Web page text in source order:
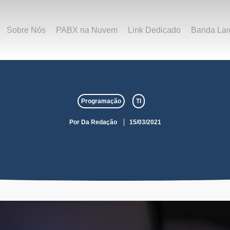
Sobre Nós PABX na Nuvem Link Dedicado Banda
Programação TI
Por Da Redação 15/03/2021